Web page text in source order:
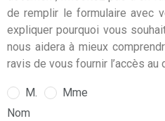
de remplir le formulaire avec
expliquer pourquoi vous
nous aidera à mieux
ravis de vous fournir l’accès au
M.
Mme
Nom